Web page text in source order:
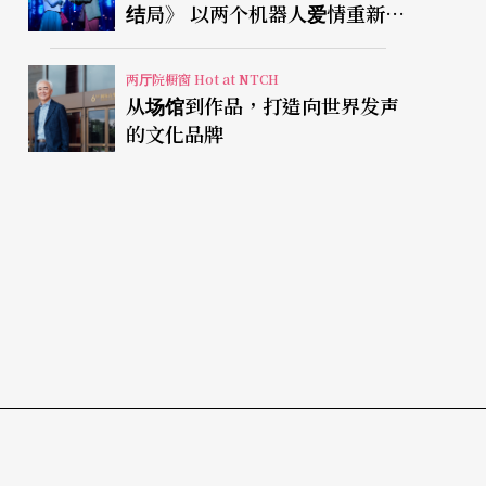
结局》 以两个机器人爱情重新凝
视有限人生
两厅院橱窗 Hot at NTCH
从场馆到作品，打造向世界发声
的文化品牌